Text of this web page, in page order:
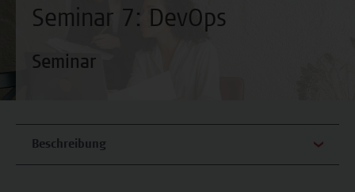
Seminar 7: DevOps
Seminar
Beschreibung